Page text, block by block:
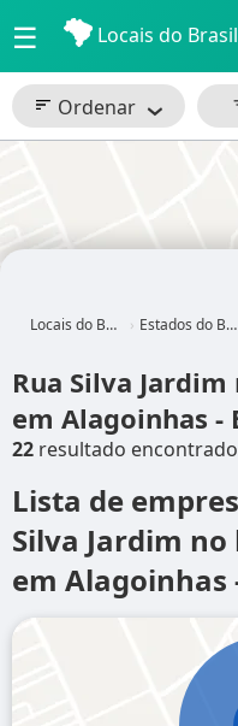
☰ Locais do Brasil
Ordenar
Locais do Brasil Estados do Brasil
Rua Silva
em Alagoinhas -
22 resultado
Lista de
Silva Jardim
em Alagoinhas